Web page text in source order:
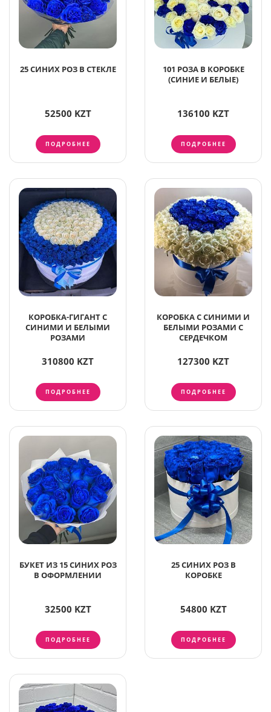
25 СИНИХ РОЗ В СТЕКЛЕ
52500 KZT
ПОДРОБНЕЕ
101 РОЗА В КОРОБКЕ
(СИНИЕ И БЕЛЫЕ)
136100 KZT
ПОДРОБНЕЕ
КОРОБКА-ГИГАНТ С
СИНИМИ И БЕЛЫМИ
РОЗАМИ
310800 KZT
ПОДРОБНЕЕ
КОРОБКА С СИНИМИ И
БЕЛЫМИ РОЗАМИ С
СЕРДЕЧКОМ
127300 KZT
ПОДРОБНЕЕ
БУКЕТ ИЗ 15 СИНИХ РОЗ
В ОФОРМЛЕНИИ
32500 KZT
ПОДРОБНЕЕ
25 СИНИХ РОЗ В
КОРОБКЕ
54800 KZT
ПОДРОБНЕЕ